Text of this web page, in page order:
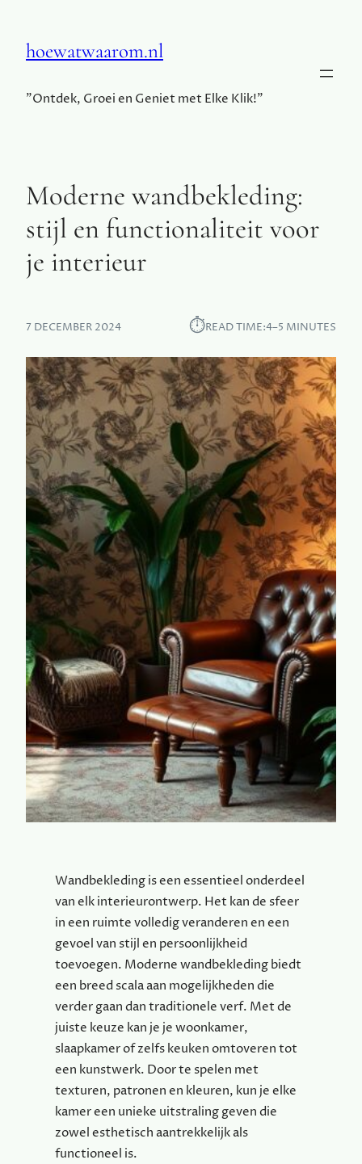
hoewatwaarom.nl
"Ontdek, Groei en Geniet met Elke Klik!"
Moderne wandbekleding:
stijl en functionaliteit voor
je interieur
7 DECEMBER 2024 ⏱︎READ TIME:4–5 MINUTES
Wandbekleding is een essentieel onderdeel
van elk interieurontwerp. Het kan de sfeer
in een ruimte volledig veranderen en een
gevoel van stijl en persoonlijkheid
toevoegen. Moderne wandbekleding biedt
een breed scala aan mogelijkheden die
verder gaan dan traditionele verf. Met de
juiste keuze kan je je woonkamer,
slaapkamer of zelfs keuken omtoveren tot
een kunstwerk. Door te spelen met
texturen, patronen en kleuren, kun je elke
kamer een unieke uitstraling geven die
zowel esthetisch aantrekkelijk als
functioneel is.